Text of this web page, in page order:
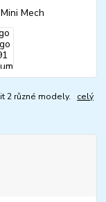
2 různé modely. celý